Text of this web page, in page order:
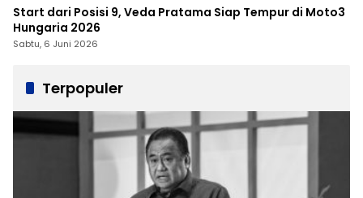
Start dari Posisi 9, Veda Pratama Siap Tempur di Moto3
Hungaria 2026
Sabtu, 6 Juni 2026
Terpopuler